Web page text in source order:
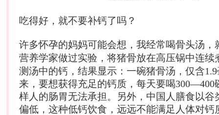
吃得好，就不要补钙了吗？
许多怀孕的妈妈可能会想，我经常喝骨头汤，
营养学家做过实验，将猪骨放在高压锅中连续
测汤中的钙，结果显示：一碗猪骨汤，仅含
来，要想获得充足的钙质，每天要喝300—400
样人的肠胃无法承担。另外，中国人膳食以谷
偏低，这种低钙饮食，远远不能满足人体对钙